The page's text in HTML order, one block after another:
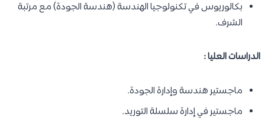
بكالوريوس في تكنولوجيا الهندسة (هندسة الجودة) مع مرتبة
الشرف.
الدراسات العليا :
ماجستير هندسة وإدارة الجودة.
ماجستير في إدارة سلسلة التوريد.